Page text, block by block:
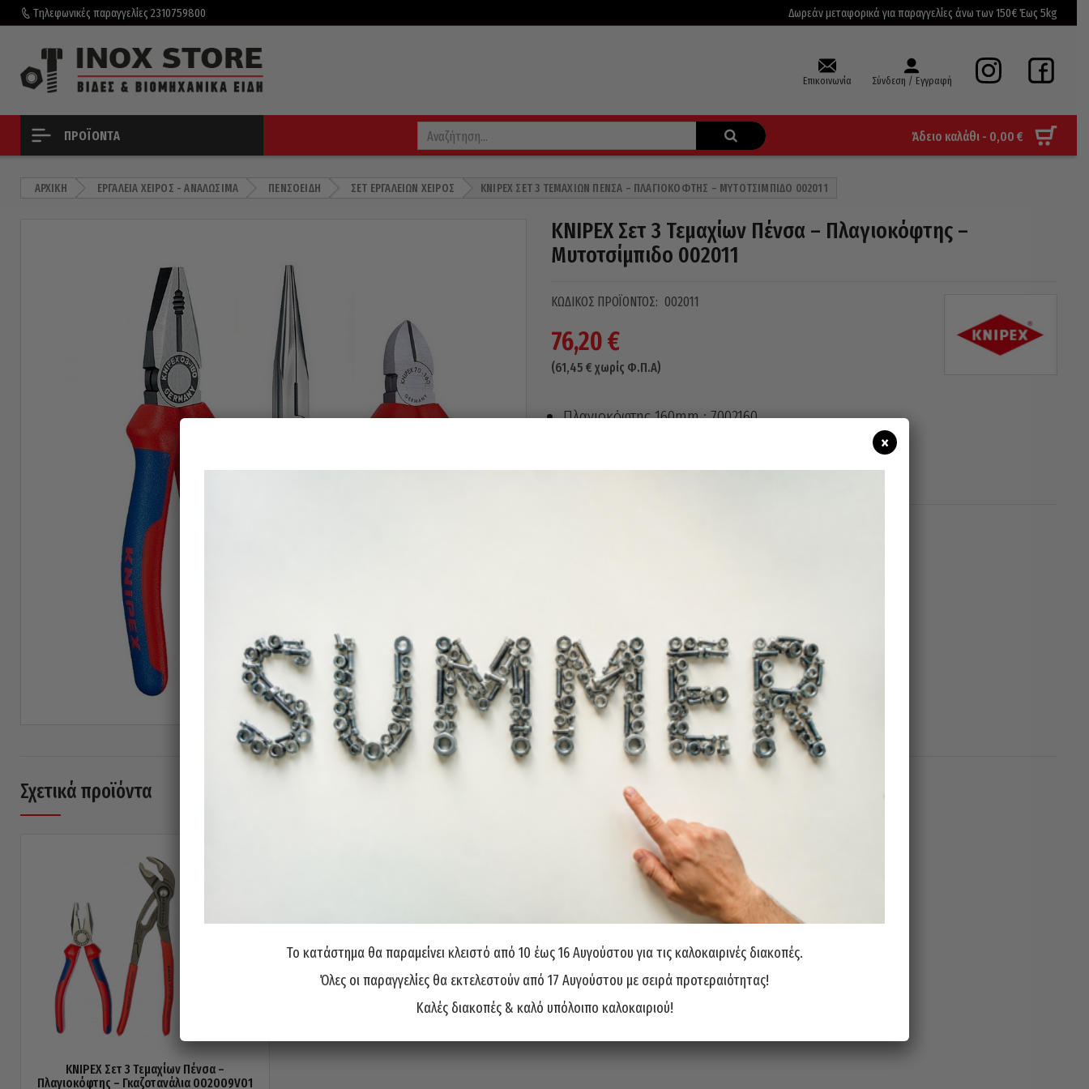
Τηλεφωνικές παραγγελίες 2310759800 Δωρεάν μεταφορικά για παραγγελίες άνω των 150€ Έως 5kg
Επικοινωνία Σύνδεση / Εγγραφή
ΠΡΟΪΌΝΤΑ Άδειο καλάθι - 0,00 €
ΑΡΧΙΚΉ ΕΡΓΑΛΕΊΑ ΧΕΙΡΌΣ - ΑΝΑΛΏΣΙΜΑ ΠΕΝΣΟΕΙΔΉ ΣΕΤ ΕΡΓΑΛΕΊΩΝ ΧΕΙΡΌΣ KNIPEX ΣΕΤ 3 ΤΕΜΑΧΊΩΝ ΠΈΝΣΑ – ΠΛΑΓΙΟΚΌΦΤΗΣ – ΜΥΤΟΤΣΊΜΠΙΔΟ 002011
KNIPEX Σετ 3 Τεμαχίων Πένσα – Πλαγιοκόφτης –
Μυτοτσίμπιδο 002011
ΚΩΔΙΚΌΣ ΠΡΟΪΌΝΤΟΣ: 002011
76,20€
(61,45 € χωρίς Φ.Π.Α)
Πλαγιοκόφτης 160mm : 7002160
Σχετικά προϊόντα
KNIPEX Σετ 3 Τεμαχίων Πένσα –
Πλαγιοκόφτης – Γκαζοτανάλια 002009V01
Το κατάστημα θα παραμείνει κλειστό από 10 έως 16 Αυγούστου για τις καλοκαιρινές διακοπές.
Όλες οι παραγγελίες θα εκτελεστούν από 17 Αυγούστου με σειρά προτεραιότητας!
Καλές διακοπές & καλό υπόλοιπο καλοκαιριού!
×